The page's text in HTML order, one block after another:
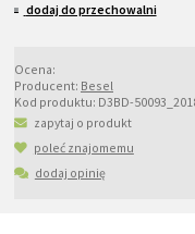
dodaj do przechowalni
Ocena:
Producent: Besel
Kod produktu: D3BD-
zapytaj o produkt
poleć znajomemu
dodaj opinię